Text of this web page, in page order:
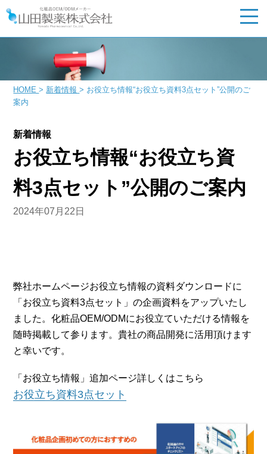
HOME> 新着情報> お役立ち情報“お役立ち資料3点セット”公開のご
案内
新着情報
お役立ち情報“お役立ち資
料3点セット”公開のご案内
2024年07月22日
弊社ホームページお役立ち情報の資料ダウンロードに
「お役立ち資料3点セット」の企画資料をアップいたし
ました。化粧品OEM/ODMにお役立ていただける情報を
随時掲載して参ります。貴社の商品開発に活用頂けます
と幸いです。
「お役立ち情報」追加ページ詳しくはこちら
お役立ち資料3点セット